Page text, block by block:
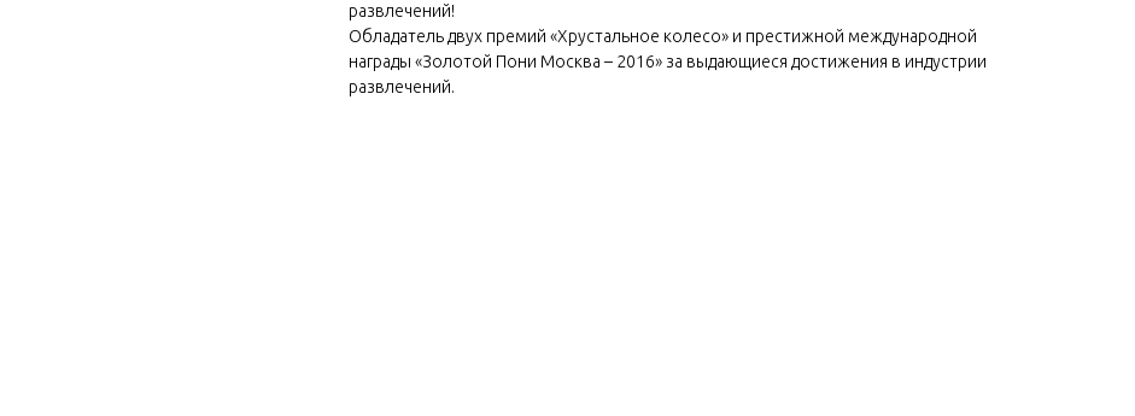
развлечений!
Обладатель двух премий «Хрустальное колесо» и престижной международной
награды «Золотой Пони Москва – 2016» за выдающиеся достижения в индустрии
развлечений.